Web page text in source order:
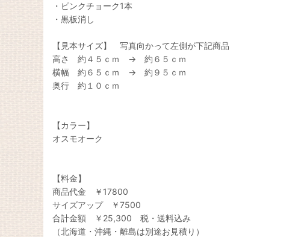
・ピンクチョーク1本
・黒板消し
【見本サイズ】 写真向かって左側が下記商品
高さ 約４５ｃｍ → 約６５ｃｍ
横幅 約６５ｃｍ → 約９５ｃｍ
奥行 約１０ｃｍ
【カラー】
オスモオーク
【料金】
商品代金 ￥17800
サイズアップ ￥7500
合計金額 ￥25,300 税・送料込み
（北海道・沖縄・離島は別途お見積り）